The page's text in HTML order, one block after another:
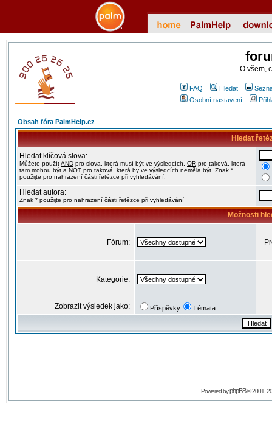
O všem,
FAQ Hledat
Osobní nastavení
Obsah fóra PalmHelp.cz
Hledat
Hledat klíčová slova:
Můžete použítAND pro slova, která musí být ve výsledcích, OR pro taková, která
tam mohou být a NOT pro taková, která by ve výsledcích neměla být. Znak *
použijte pro nahrazení části řetězce při vyhledávání.
Hledat autora:
Znak * použijte pro nahrazení části řetězce při vyhledávání
Možnosti
Fórum:
Kategorie:
Zobrazit výsledek jako: Příspěvky Témata
Powered byphpBB© 2001,